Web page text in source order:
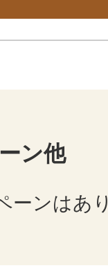
ン他
ーンはあ